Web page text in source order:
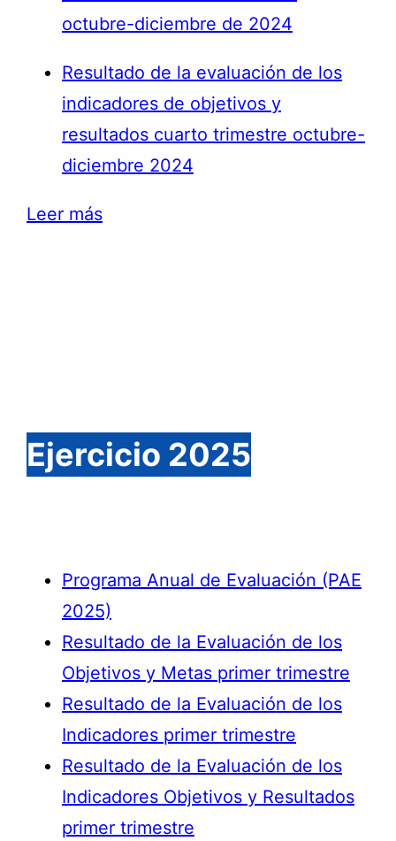
octubre-diciembre de 2024
Resultado de la evaluación de los
indicadores de objetivos y
resultados cuarto trimestre octubre-
diciembre 2024
Leer más:
Ejercicio 2025
Programa Anual de Evaluación (PAE
2025)
Resultado de la Evaluación de los
Objetivos y Metas primer trimestre
Resultado de la Evaluación de los
Indicadores primer trimestre
Resultado de la Evaluación de los
Indicadores Objetivos y Resultados
primer trimestre